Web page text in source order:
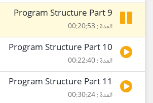
Program Structure Part 9
المدة : 00:20:53
Program Structure Part 10
المدة : 00:22:40
Program Structure Part 11
المدة : 00:30:24